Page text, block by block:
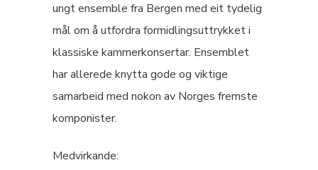
ungt ensemble fra Bergen med eit tydelig
mål om å utfordra formidlingsuttrykket i
klassiske kammerkonsertar. Ensemblet
har allerede knytta gode og viktige
samarbeid med nokon av Norges fremste
komponister.
Medvirkande: